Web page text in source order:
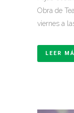
Obra de
viernes a
LEER